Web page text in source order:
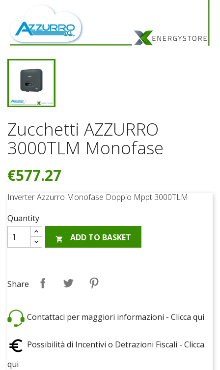
Zucchetti AZZURRO
3000TLM Monofase
€577.27
Inverter Azzurro Monofase Doppio Mppt 3000TLM
Quantity
 ADD TO BASKET
Share
Contattaci per maggiori informazioni - Clicca qui
Possibilità di Incentivi o Detrazioni Fiscali - Clicca
qui